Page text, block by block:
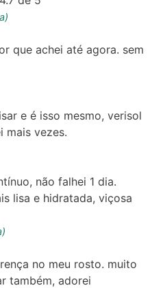
que achei até agora. sem
e é isso mesmo, verisol
mais vezes.
não falhei 1 dia.
lisa e hidratada, viçosa
no meu rosto. muito
também, adorei